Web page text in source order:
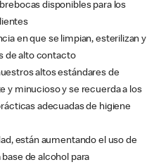
disponibles para los
en que se limpian, esterilizan y
de alto contacto
altos estándares de
y minucioso y se recuerda a los
adecuadas de higiene
están aumentando el uso de
de alcohol para